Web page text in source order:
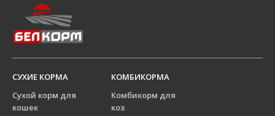
СУХИЕ КОРМА
Сухой корм для
кошек
КОМБИКОРМА
Комбикорм для
коз